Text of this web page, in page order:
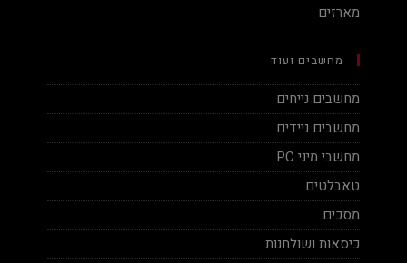
מארזים
מחשבים ועוד
מחשבים נייחים
מחשבים ניידים
מחשבי מיני PC
טאבלטים
מסכים
כיסאות ושולחנות